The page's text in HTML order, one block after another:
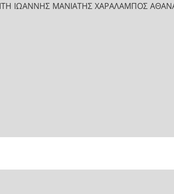
ΙΩΑΝΝΗΣ ΜΑΝΙΑΤΗΣ ΧΑΡΑΛΑΜΠΟΣ